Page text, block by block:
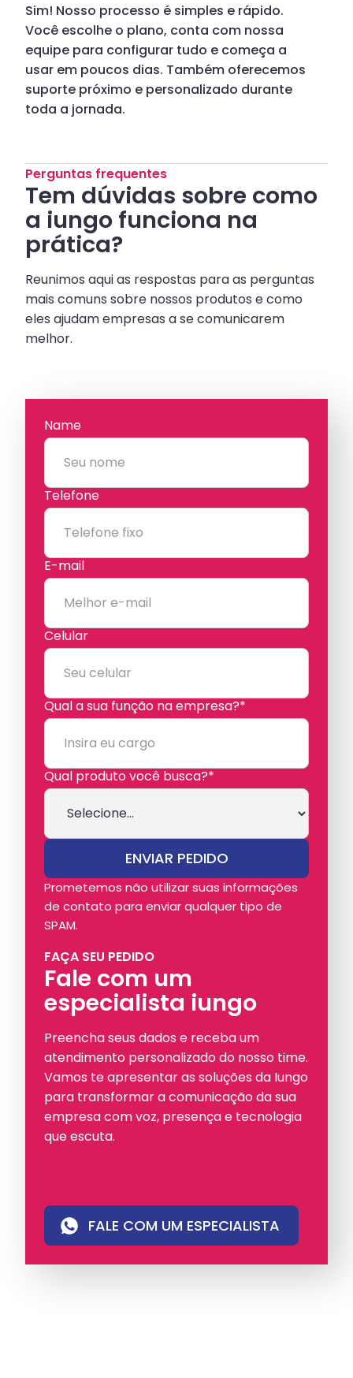
Perguntas frequentes
Tem dúvidas sobre como
a iungo funciona na
prática?
Reunimos aqui as respostas para as perguntas
mais comuns sobre nossos produtos e como
eles ajudam empresas a se comunicarem
melhor.
Sim! Nosso processo é simples e rápido.
Você escolhe o plano, conta com nossa
equipe para configurar tudo e começa a
usar em poucos dias. Também oferecemos
suporte próximo e personalizado durante
toda a jornada.
FAÇA SEU PEDIDO
Fale com um
especialista iungo
Preencha seus dados e receba um
atendimento personalizado do nosso time.
Vamos te apresentar as soluções da Iungo
para transformar a comunicação da sua
empresa com voz, presença e tecnologia
que escuta.
FALE COM UM ESPECIALISTA
Name
Telefone
E-mail
Celular
Qual a sua função na empresa?*
Qual produto você busca?*
Prometemos não utilizar suas informações
de contato para enviar qualquer tipo de
SPAM.